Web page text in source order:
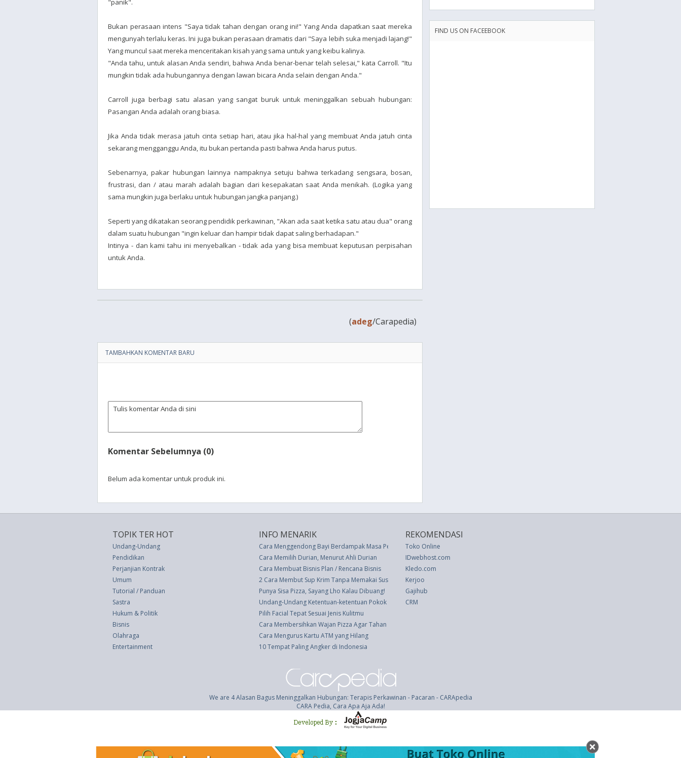
"panik".
Bukan perasaan intens "Saya tidak tahan dengan orang ini!" Yang Anda dapatkan saat mereka
mengunyah terlalu keras. Ini juga bukan perasaan dramatis dari "Saya lebih suka menjadi lajang!"
Yang muncul saat mereka menceritakan kisah yang sama untuk yang keibu kalinya.
"Anda tahu, untuk alasan Anda sendiri, bahwa Anda benar-benar telah selesai," kata Carroll. "Itu
mungkin tidak ada hubungannya dengan lawan bicara Anda selain dengan Anda."
Carroll juga berbagi satu alasan yang sangat buruk untuk meninggalkan sebuah hubungan:
Pasangan Anda adalah orang biasa.
Jika Anda tidak merasa jatuh cinta setiap hari, atau jika hal-hal yang membuat Anda jatuh cinta
sekarang mengganggu Anda, itu bukan pertanda pasti bahwa Anda harus putus.
Sebenarnya, pakar hubungan lainnya nampaknya setuju bahwa terkadang sengsara, bosan,
frustrasi, dan / atau marah adalah bagian dari kesepakatan saat Anda menikah. (Logika yang
sama mungkin juga berlaku untuk hubungan jangka panjang.)
Seperti yang dikatakan seorang pendidik perkawinan, "Akan ada saat ketika satu atau dua" orang
dalam suatu hubungan "ingin keluar dan hampir tidak dapat saling berhadapan."
Intinya - dan kami tahu ini menyebalkan - tidak ada yang bisa membuat keputusan perpisahan
untuk Anda.
(adeg/Carapedia)
TAMBAHKAN KOMENTAR BARU
Komentar Sebelumnya (0)
Belum ada komentar untuk produk ini.
FIND US ON FACEEBOOK
TOPIK TER HOT
Undang-Undang
Pendidikan
Perjanjian Kontrak
Umum
Tutorial / Panduan
Sastra
Hukum & Politik
Bisnis
Olahraga
Entertainment
INFO MENARIK
Cara Menggendong Bayi Berdampak Masa Perkembangannya
Cara Memilih Durian, Menurut Ahli Durian
Cara Membuat Bisnis Plan / Rencana Bisnis
2 Cara Membut Sup Krim Tanpa Memakai Susu
Punya Sisa Pizza, Sayang Lho Kalau Dibuang!
Undang-Undang Ketentuan-ketentuan Pokok Tenaga Atom (UU 31 thn 1964)
Pilih Facial Tepat Sesuai Jenis Kulitmu
Cara Membersihkan Wajan Pizza Agar Tahan Selamanya
Cara Mengurus Kartu ATM yang Hilang
10 Tempat Paling Angker di Indonesia
REKOMENDASI
Toko Online
IDwebhost.com
Kledo.com
Kerjoo
Gajihub
CRM
We are 4 Alasan Bagus Meninggalkan Hubungan: Terapis Perkawinan - Pacaran - CARApedia
CARA Pedia, Cara Apa Aja Ada!